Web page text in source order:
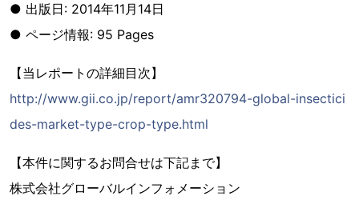
● 出版日: 2014年11月14日
● ページ情報: 95 Pages
【当レポートの詳細目次】
http://www.gii.co.jp/report/amr320794-global-insectici
des-market-type-crop-type.html
【本件に関するお問合せは下記まで】
株式会社グローバルインフォメーション